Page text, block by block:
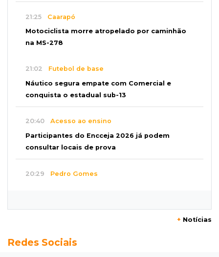
21:25 Caarapó
Motociclista morre atropelado por caminhão
na MS-278
21:02 Futebol de base
Náutico segura empate com Comercial e
conquista o estadual sub-13
20:40 Acesso ao ensino
Participantes do Encceja 2026 já podem
consultar locais de prova
20:29 Pedro Gomes
Pantanal treina em Goiânia antes de jogo que
+ Notícias
Redes Sociais